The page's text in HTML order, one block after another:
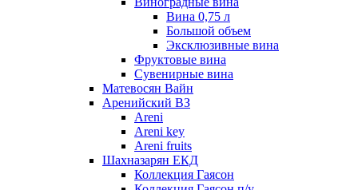
Вина 0,75 л
Большой объем
Эксклюзивные вина
Фруктовые вина
Cувенирные вина
Матевосян Вайн
Аренийский ВЗ
Areni
Areni key
Areni fruits
Шахназарян ЕКД
Коллекция Гаясон